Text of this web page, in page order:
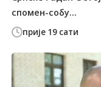
прије 19 сати
спомен-собу...